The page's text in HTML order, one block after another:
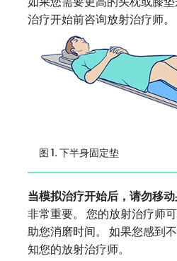
治疗开始前咨询放射治疗师。
图 1. 下半身固定垫
当模拟治疗开始后，请勿移动
非常重要。 您的放射治疗师
助您消磨时间。 如果您感到
知您的放射治疗师。